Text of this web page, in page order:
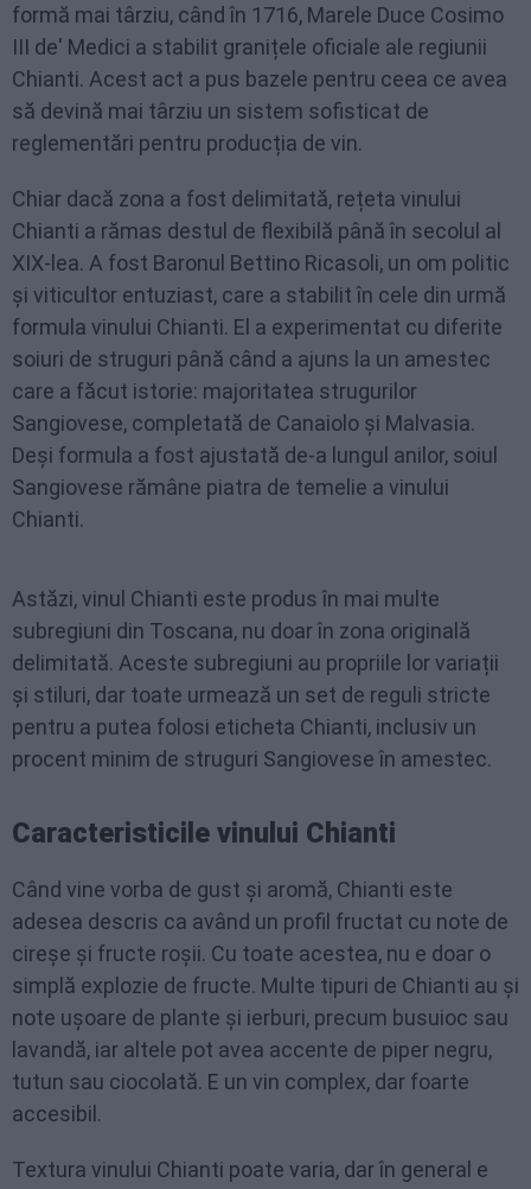
formă mai târziu, când în 1716, Marele Duce Cosimo
III de' Medici a stabilit granițele oficiale ale regiunii
Chianti. Acest act a pus bazele pentru ceea ce avea
să devină mai târziu un sistem sofisticat de
reglementări pentru producția de vin.
Chiar dacă zona a fost delimitată, rețeta vinului
Chianti a rămas destul de flexibilă până în secolul al
XIX-lea. A fost Baronul Bettino Ricasoli, un om politic
și viticultor entuziast, care a stabilit în cele din urmă
formula vinului Chianti. El a experimentat cu diferite
soiuri de struguri până când a ajuns la un amestec
care a făcut istorie: majoritatea strugurilor
Sangiovese, completată de Canaiolo și Malvasia.
Deși formula a fost ajustată de-a lungul anilor, soiul
Sangiovese rămâne piatra de temelie a vinului
Chianti.
Astăzi, vinul Chianti este produs în mai multe
subregiuni din Toscana, nu doar în zona originală
delimitată. Aceste subregiuni au propriile lor variații
și stiluri, dar toate urmează un set de reguli stricte
pentru a putea folosi eticheta Chianti, inclusiv un
procent minim de struguri Sangiovese în amestec.
Caracteristicile vinului Chianti
Când vine vorba de gust și aromă, Chianti este
adesea descris ca având un profil fructat cu note de
cireșe și fructe roșii. Cu toate acestea, nu e doar o
simplă explozie de fructe. Multe tipuri de Chianti au și
note ușoare de plante și ierburi, precum busuioc sau
lavandă, iar altele pot avea accente de piper negru,
tutun sau ciocolată. E un vin complex, dar foarte
accesibil.
Textura vinului Chianti poate varia, dar în general e